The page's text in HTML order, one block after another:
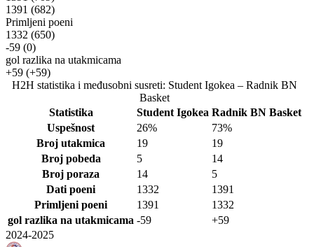
1391 (682)
Primljeni poeni
1332 (650)
-59 (0)
gol razlika na utakmicama
+59 (+59)
H2H statistika i međusobni susreti: Student Igokea – Radnik BN
Basket
Statistika
Student Igokea Radnik BN Basket
Uspešnost
26%
73%
Broj utakmica
19
19
Broj pobeda
5
14
Broj poraza
14
5
Dati poeni
1332
1391
Primljeni poeni
1391
1332
gol razlika na utakmicama -59
+59
2024-2025